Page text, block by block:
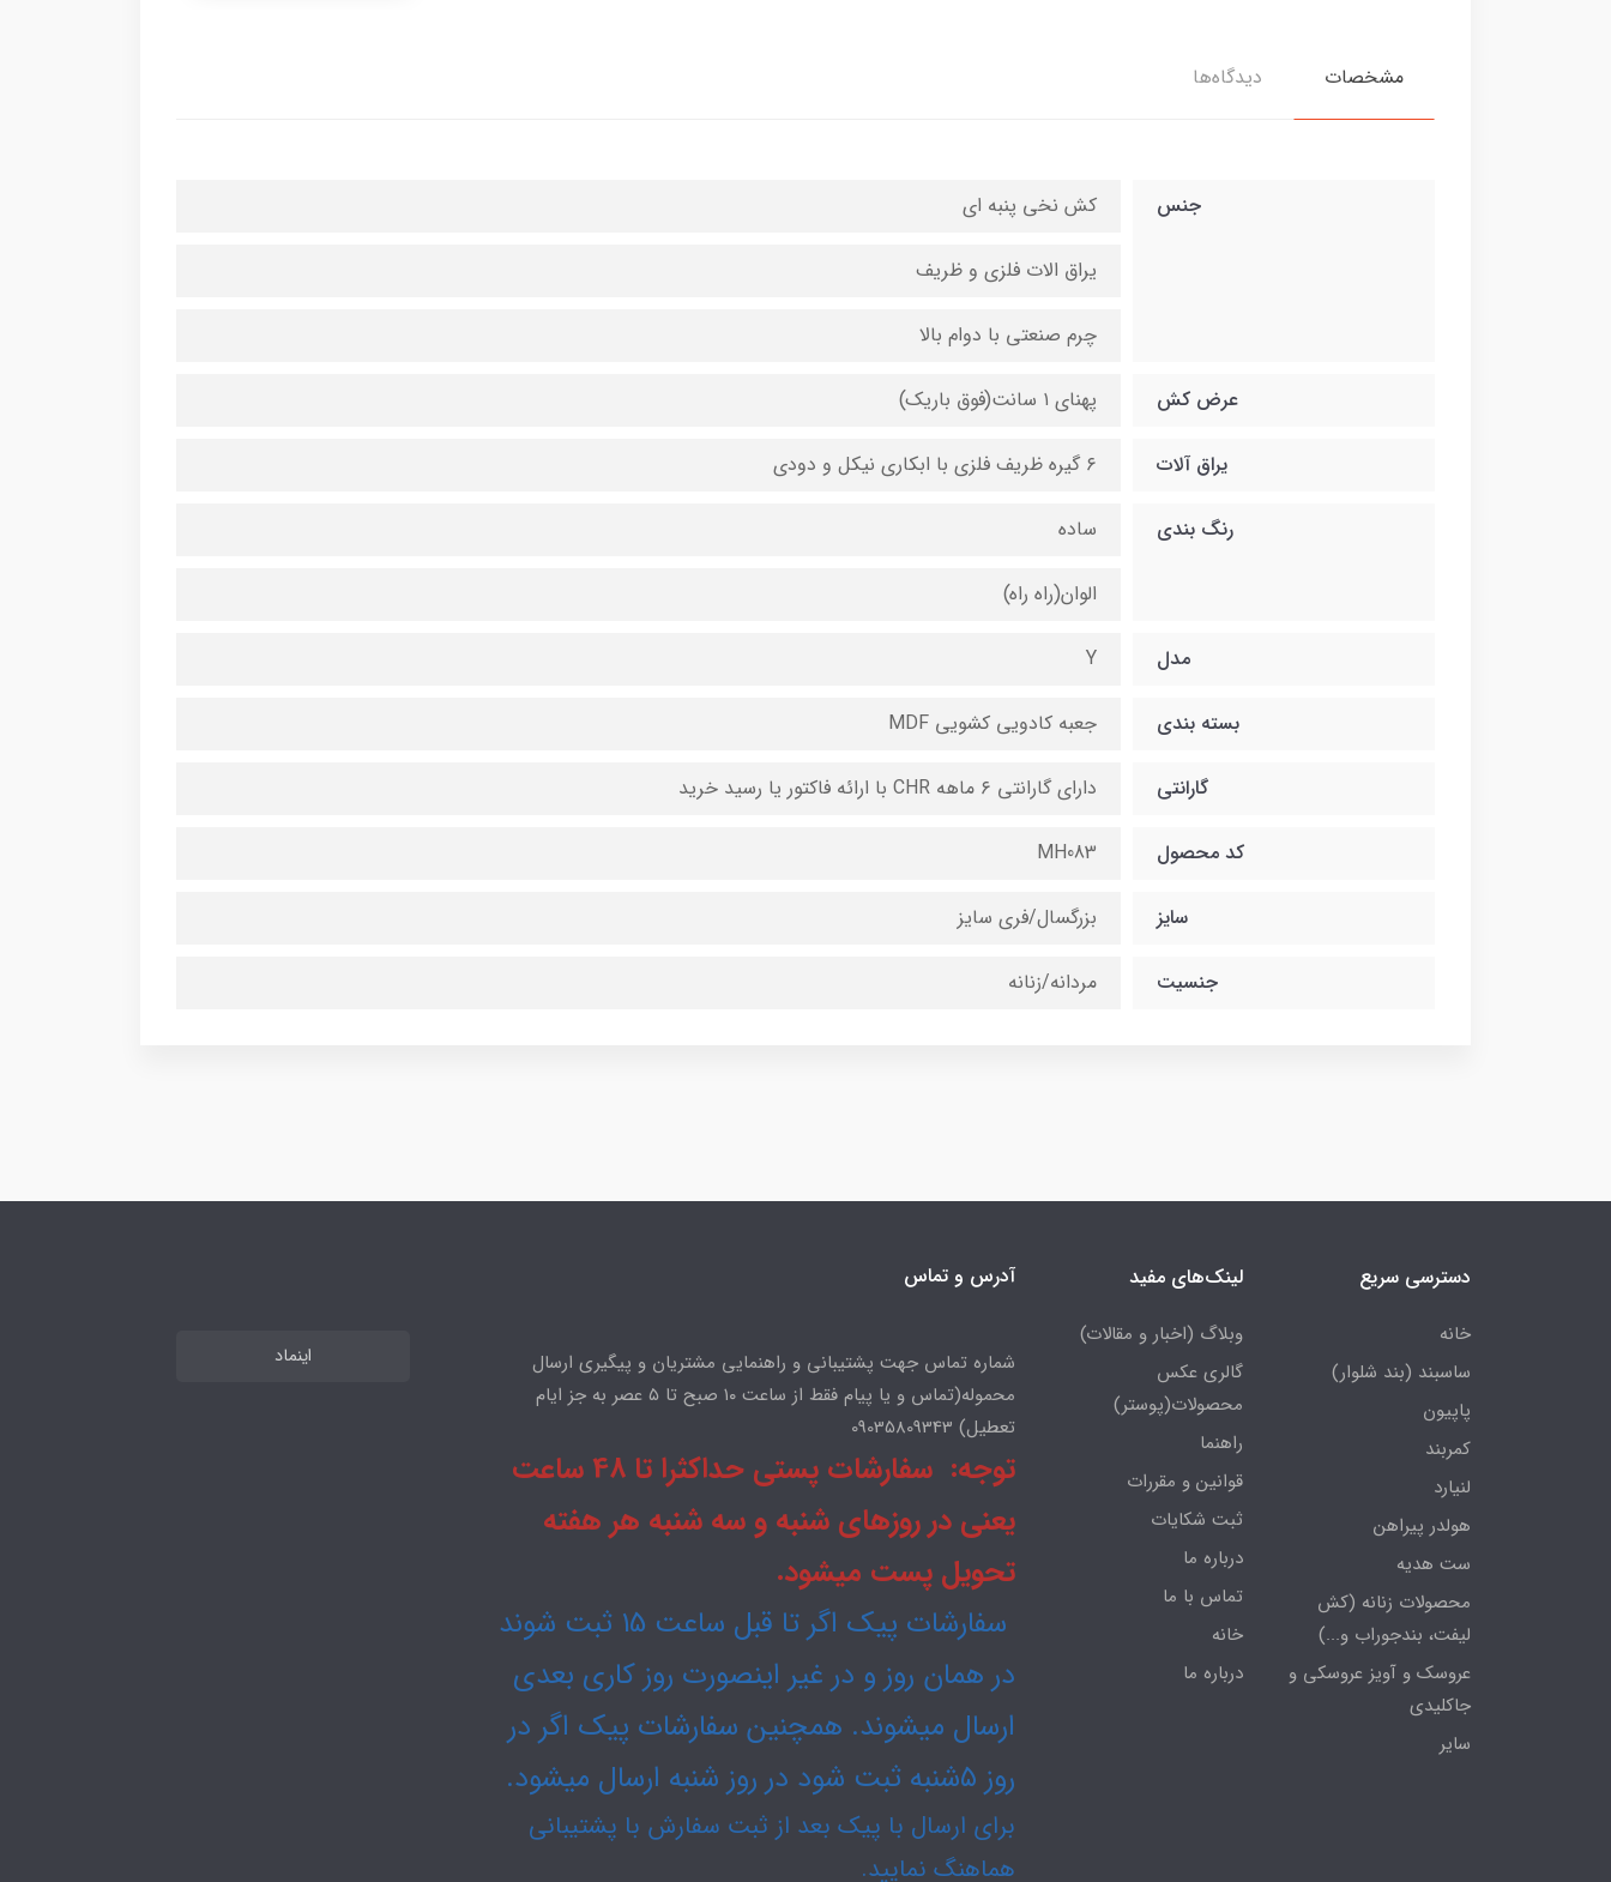
مشخصات دیدگاه‌ها
جنس کش نخی پنبه ای
یراق الات فلزی و ظریف
چرم صنعتی با دوام بالا
عرض کش پهنای ۱ سانت(فوق باریک)
یراق آلات ۶ گیره ظریف فلزی با ابکاری نیکل و دودی
رنگ بندی ساده
الوان(راه راه)
مدل Y
بسته بندی جعبه کادویی کشویی MDF
گارانتی دارای گارانتی ۶ ماهه CHR با ارائه فاکتور یا رسید خرید
کد محصول MH083
سایز بزرگسال/فری سایز
جنسیت مردانه/زنانه
دسترسی سریع
خانه
ساسبند (بند شلوار)
پاپیون
کمربند
لنیارد
هولدر پیراهن
ست هدیه
محصولات زنانه (کش
لیفت، بندجوراب و...)
عروسک و آویز عروسکی و
جاکلیدی
سایر
لینک‌های مفید
وبلاگ (اخبار و مقالات)
گالری عکس
محصولات(پوستر)
راهنما
قوانین و مقررات
ثبت شکایات
درباره ما
تماس با ما
خانه
درباره ما
آدرس و تماس
شماره تماس جهت پشتیبانی و راهنمایی مشتریان و پیگیری ارسال
محموله(تماس و یا پیام فقط از ساعت ۱۰ صبح تا ۵ عصر به جز ایام
تعطیل) 09035809343
توجه: سفارشات پستی حداکثرا تا 48 ساعت
یعنی در روزهای شنبه و سه شنبه هر هفته
تحویل پست میشود.
سفارشات پیک اگر تا قبل ساعت 15 ثبت شوند
در همان روز و در غیر اینصورت روز کاری بعدی
ارسال میشوند. همچنین سفارشات پیک اگر در
روز ۵شنبه ثبت شود در روز شنبه ارسال میشود.
برای ارسال با پیک بعد از ثبت سفارش با پشتیبانی
هماهنگ نمایید.
اینماد